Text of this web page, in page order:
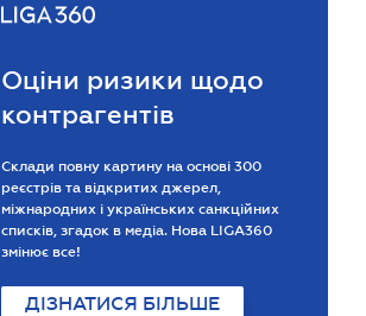
Оціни ризики щодо
контрагентів
Склади повну картину на основі 300
реєстрів та відкритих джерел,
міжнародних і українських санкційних
списків, згадок в медіа. Нова LIGA360
змінює все!
ДІЗНАТИСЯ БІЛЬШЕ